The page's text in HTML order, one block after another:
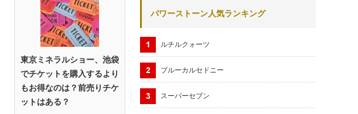
東京ミネラルショー、池袋
でチケットを購入するより
もお得なのは？前売りチケ
ットはある？
パワーストーン人気ランキング
ルチルクォーツ
ブルーカルセドニー
スーパーセブン